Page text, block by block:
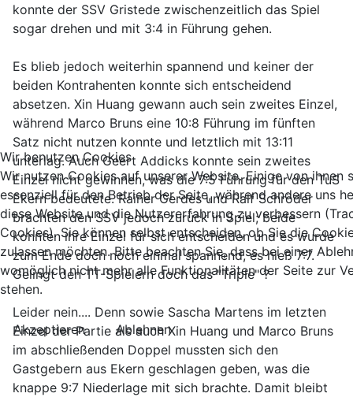
konnte der SSV Gristede zwischenzeitlich das Spiel
sogar drehen und mit 3:4 in Führung gehen.
Es blieb jedoch weiterhin spannend und keiner der
beiden Kontrahenten konnte sich entscheidend
absetzen. Xin Huang gewann auch sein zweites Einzel,
während Marco Bruns eine 10:8 Führung im fünften
Satz nicht nutzen konnte und letztlich mit 13:11
unterlag. Auch Geert Addicks konnte sein zweites
Einzel nicht gewinnen, was die 7:5 Führung für den TuS
Ekern bedeutete. Rainer Gerdes und Ralf Schröder
brachten den SSV jedoch zurück in Spiel; beide
konnten ihre Einzel für sich entscheiden und es wurde
zum Ende doch noch einmal spannend, es hieß 7:7.
Gelingt den TT-Spielern doch das "Triple" ?
Leider nein.... Denn sowie Sascha Martens im letzten
Einzel der Partie als auch Xin Huang und Marco Bruns
im abschließenden Doppel mussten sich den
Gastgebern aus Ekern geschlagen geben, was die
knappe 9:7 Niederlage mit sich brachte. Damit bleibt
Wir benutzen Cookies
Wir nutzen Cookies auf unserer Website. Einige von ihnen
essenziell für den Betrieb der Seite, während andere uns
diese Website und die Nutzererfahrung zu verbessern
Cookies). Sie können selbst entscheiden, ob Sie die
zulassen möchten. Bitte beachten Sie, dass bei einer
womöglich nicht mehr alle Funktionalitäten der Seite zur
stehen.
Akzeptieren Ablehnen